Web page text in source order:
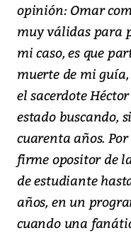
opinión: Omar
muy válidas para
mi caso, es que
muerte de mi
el sacerdote
estado buscando,
cuarenta años.
firme opositor de
de estudiante
años, en un
cuando una